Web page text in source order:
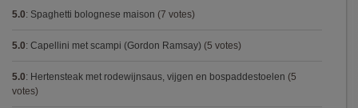
5.0: Spaghetti bolognese maison (7 votes)
5.0: Capellini met scampi (Gordon Ramsay) (5 votes)
5.0: Hertensteak met rodewijnsaus, vijgen en bospaddestoelen (5
votes)